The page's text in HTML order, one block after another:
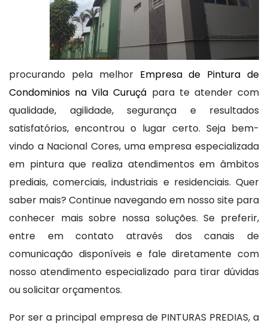
procurando pela melhor Empresa de Pintura de
Condominios na Vila Curuçá para te atender com
qualidade, agilidade, segurança e resultados
satisfatórios, encontrou o lugar certo. Seja bem-
vindo a Nacional Cores, uma empresa especializada
em pintura que realiza atendimentos em âmbitos
prediais, comerciais, industriais e residenciais. Quer
saber mais? Continue navegando em nosso site para
conhecer mais sobre nossa soluções. Se preferir,
entre em contato através dos canais de
comunicação disponíveis e fale diretamente com
nosso atendimento especializado para tirar dúvidas
ou solicitar orçamentos.
Por ser a principal empresa de PINTURAS PREDIAS, a